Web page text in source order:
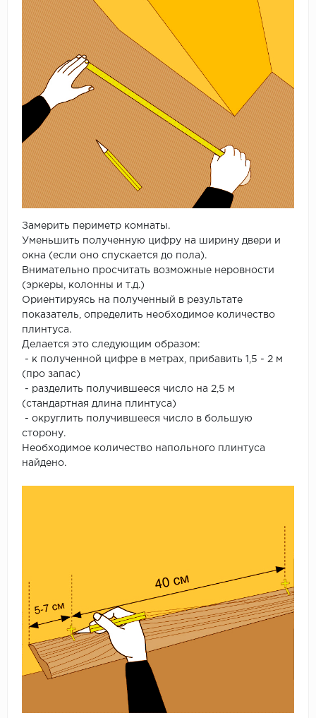
Замерить периметр комнаты.
Уменьшить полученную цифру на ширину двери и
окна (если оно спускается до пола).
Внимательно просчитать возможные неровности
(эркеры, колонны и т.д.)
Ориентируясь на полученный в результате
показатель, определить необходимое количество
плинтуса.
Делается это следующим образом:
- к полученной цифре в метрах, прибавить 1,5 - 2 м
(про запас)
- разделить получившееся число на 2,5 м
(стандартная длина плинтуса)
- округлить получившееся число в большую
сторону.
Необходимое количество напольного плинтуса
найдено.